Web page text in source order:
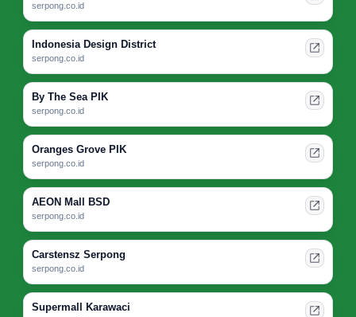
serpong.co.id
Indonesia Design District
serpong.co.id
By The Sea PIK
serpong.co.id
Oranges Grove PIK
serpong.co.id
AEON Mall BSD
serpong.co.id
Carstensz Serpong
serpong.co.id
Supermall Karawaci